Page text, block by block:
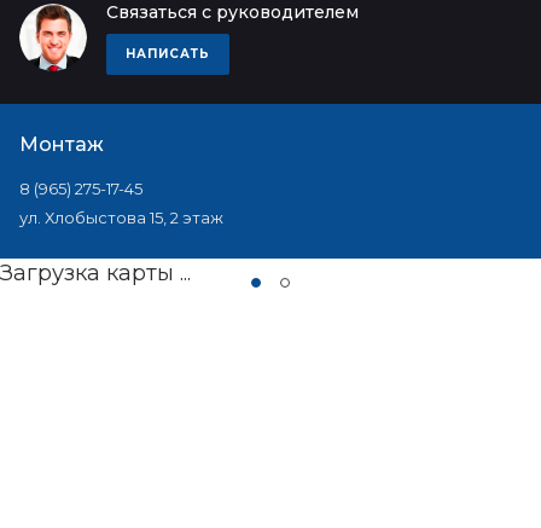
Связаться с руководителем
НАПИСАТЬ
Монтаж
8 (965) 275-17-45
ул. Хлобыстова 15, 2 этаж
Загрузка карты ...